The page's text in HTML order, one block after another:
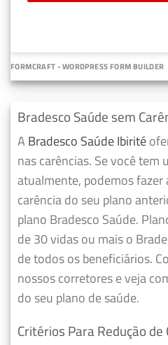
FORMCRAFT - WORDPRESS FORM BUILDER
Bradesco Saúde sem
A Bradesco Saúde Ibirité
nas carências. Se você tem
atualmente, podemos fazer
carência do seu plano
plano Bradesco Saúde.
de 30 vidas ou mais o
de todos os beneficiários.
nossos corretores e veja
do seu plano de saúde.
Critérios Para Redução de